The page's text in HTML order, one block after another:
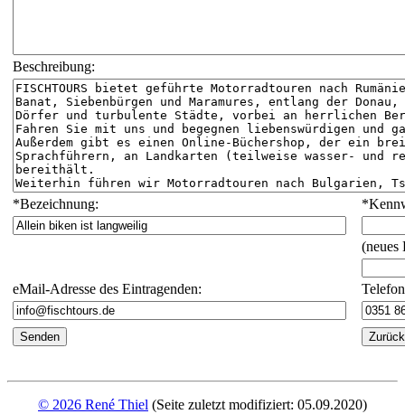
Beschreibung:
*Bezeichnung: *
(neues
eMail-Adresse des Eintragenden:
© 2026 René Thiel (Seite zuletzt modifiziert: 05.09.2020)